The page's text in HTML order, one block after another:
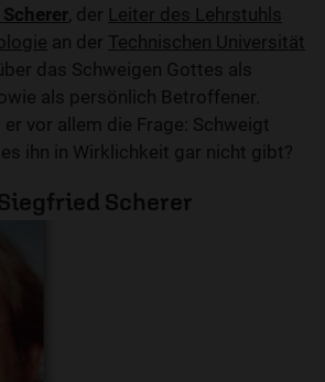
, der Leiter des Lehrstuhls
an der Technischen Universität
das Schweigen Gottes als
als persönlich Betroffener.
vor allem die Frage: Schweigt
ihn in Wirklichkeit gar nicht gibt?
Scherer